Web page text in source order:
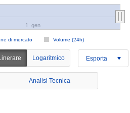
di mercato Volume (24h)
1. gen
Logaritmico Esporta
Analisi Tecnica